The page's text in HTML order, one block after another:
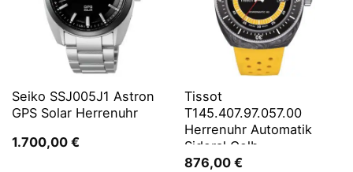
Seiko SSJ005J1 Astron
GPS Solar Herrenuhr
1.700,00 €
Tissot
T145.407.97.057.00
Herrenuhr Automatik
Sideral Gelb
876,00 €